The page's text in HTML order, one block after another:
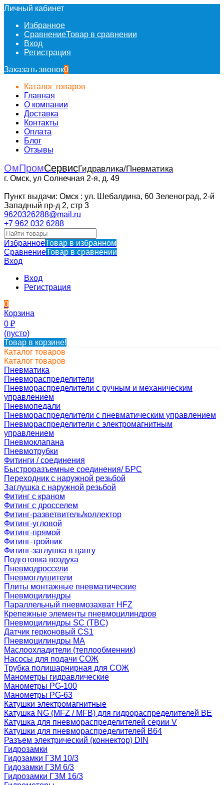
Личный кабинет
Избранное
СравнениеТовар в сравнении
Вход
Регистрация
Заказать звонок0
Каталог товаров
Главная
О компании
Доставка
Контакты
Оплата
Блог
Отзывы
ОмПромСервисГидравлика/Пневматика
г. Омск, ул Солнечная 2-я, д. 49
Пункт выдачи: Омск : ул. Шебалдина, 60 Зеленоград, 2-й
Западный пр-д 2, стр 3
9620326288@mail.ru
+7 962 032 6288
ИзбранноеТовар в избранном
СравнениеТовар в сравнении
Вход
Вход
Регистрация
0
Корзина
0 ₽
(пусто)
Товар в корзине!
Каталог товаров
Каталог товаров
Пневматика
Пневмораспределители
Пневмораспределители с ручным и механическим
управлением
Пневмопедали
Пневмораспределители с пневматическим управлением
Пневмораспределители с электромагнитным
управлением
Пневмоклапана
Пневмотрубки
Фитинги / соединения
Быстроразъемные соединения/ БРС
Переходник с наружной резьбой
Заглушка с наружной резьбой
Фитинг с краном
Фитинг с дросселем
Фитинг-разветвитель/коллектор
Фитинг-угловой
Фитинг-прямой
Фитинг-тройник
Фитинг-заглушка в цангу
Подготовка воздуха
Пневмодроссели
Пневмоглушители
Плиты монтажные пневматические
Пневмоцилиндры
Параллельный пневмозахват HFZ
Крепежные элементы пневмоцилиндров
Пневмоцилиндры SC (TBC)
Датчик герконовый CS1
Пневмоцилиндры MA
Маслоохладители (теплообменник)
Насосы для подачи СОЖ
Трубка полишарнирная для СОЖ
Манометры гидравлические
Манометры PG-100
Манометры PG-63
Катушки электромагнитные
Катушка NG (MFZ / MFB) для гидрораспределителей ВЕ
Катушка для пневмораспределителей серии V
Катушки для пневмораспределителей В64
Разъем электрический (коннектор) DIN
Гидрозамки
Гидозамки ГЗМ 10/3
Гидозамки ГЗМ 6/3
Гидрозамки ГЗМ 16/3